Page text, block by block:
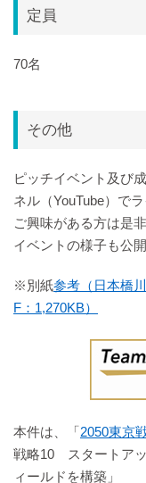
定員
70名
その他
ピッチイベント及び
ネル（YouTube）で
ご興味がある方は是
イベントの様子も公
※別紙参考（日本橋
F：1,270KB）
本件は、「2050東京
戦略10 スタートア
ィールドを構築」